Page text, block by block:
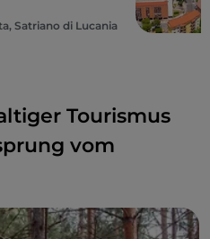
Satriano di Lucania
Tourismus
vom